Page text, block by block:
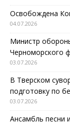
Освобождена
04.07.2026
Министр
Черноморского
03.07.2026
В Тверском
подготовку по
03.07.2026
Ансамбль песни